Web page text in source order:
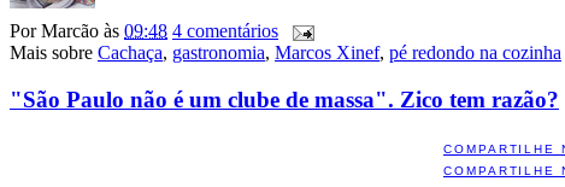
PorMarcão às 09:48 4 comentários
Mais sobre Cachaça, gastronomia, Marcos Xinef, pé redondo na cozinha
"São Paulo não é um clube de massa". Zico tem razão?
COMPARTILHE
COMPARTILHE